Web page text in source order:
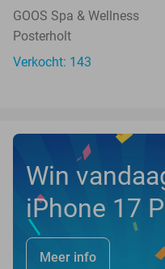
TODAY
GOOS Spa & Wellness
Posterholt
Verkocht: 143
Win
iPhone 17
Meer info